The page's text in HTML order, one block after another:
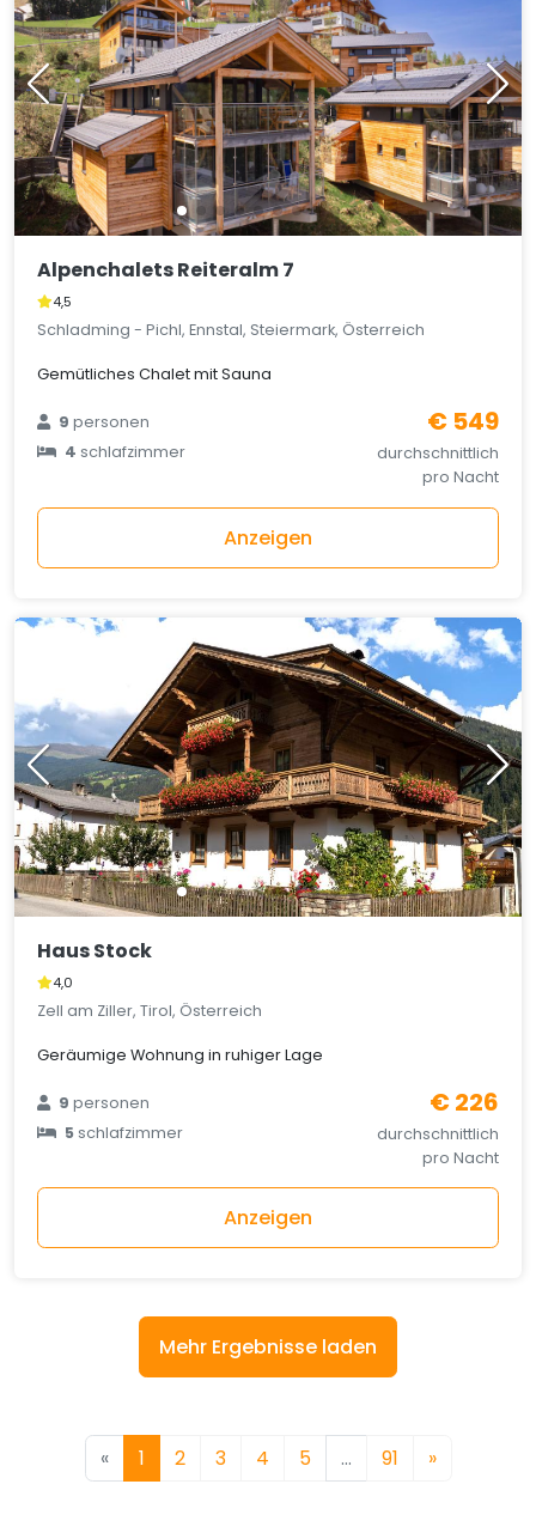
Alpenchalets Reiteralm 7
4,5
Schladming - Pichl, Ennstal, Steiermark, Österreich
Gemütliches Chalet mit Sauna
9personen
4schlafzimmer
€ 549
durchschnittlich
pro Nacht
Anzeigen
Haus Stock
4,0
Zell am Ziller, Tirol, Österreich
Geräumige Wohnung in ruhiger Lage
9personen
5schlafzimmer
€ 226
durchschnittlich
pro Nacht
Anzeigen
Mehr Ergebnisse laden
« 1 2 3 4 5 … 91 »